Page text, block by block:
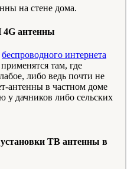
на стене дома.
антенны
беспроводного интернета
там, где
либо ведь почти не
антенны в частном доме
у дачников либо сельских
ТВ антенны в